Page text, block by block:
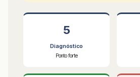
5
Diagnóstico
Ponto forte